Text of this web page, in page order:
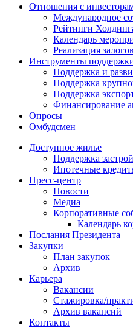
Отношения с
Международное
Рейтинги
Календарь
Реализация
Инструменты
Поддержка и
Поддержка
Поддержка
Финансирование
Опросы
Омбудсмен
Доступное жилье
Поддержка
Ипотечные
Пресс-центр
Новости
Медиа
Корпоративные
Календарь
Послания Президента
Закупки
План закупок
Архив
Карьера
Вакансии
Стажировка/
Архив вакансий
Контакты